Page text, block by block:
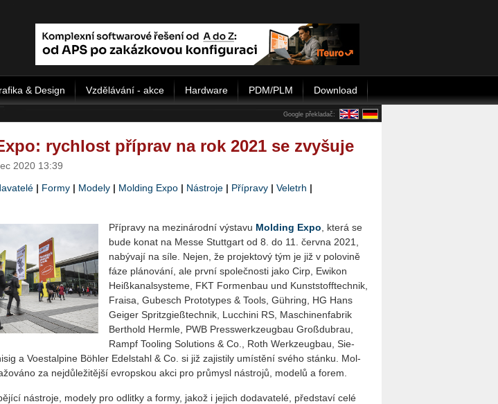
& Design Vzdělávání - akce Hardware PDM/PLM Download
Google překladač:
rychlost příprav na rok 2021 se zvyšuje
2020 13:39
| Formy | Modely | Molding Expo | Nástroje | Přípravy | Veletrh |
Pří­pra­vy na me­zi­ná­rod­ní vý­sta­vu Mol­ding Expo , která se
bude konat na Messe Stutt­gart od 8. do 11. červ­na 2021,
na­bý­va­jí na síle. Nejen, že pro­jek­to­vý tým je již v po­lo­vi­ně
fáze plá­no­vá­ní, ale první spo­leč­nos­ti jako Cirp, Ewi­kon
Heißka­nal­sys­te­me, FKT For­menbau und Kun­st­sto­ff­tech­nik,
Frai­sa, Gu­be­sch Pro­to­ty­pes & Tools, Gühring, HG Hans
Ge­i­ger Spri­t­z­gießtech­nik, Lucchi­ni RS, Maschi­nen­fab­rik
Berthold Hermle, PWB Press­wer­k­ze­u­g­bau Großdubrau,
Rampf Too­ling So­lu­ti­ons & Co., Roth Wer­k­ze­u­gbau, Si­e­
a Vo­estal­pi­ne Böhler Edel­sta­hl & Co. si již za­jis­ti­ly umís­tě­ní svého stán­ku. Mol­
za nej­dů­le­ži­těj­ší ev­rop­skou akci pro prů­my­sl ná­stro­jů, mo­de­lů a forem.
ná­stro­je, mo­de­ly pro od­lit­ky a formy, jakož i je­jich do­da­va­te­lé, před­sta­ví celé